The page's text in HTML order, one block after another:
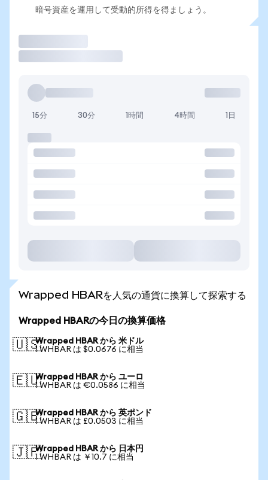
暗号資産を運用して受動的所得を得ましょう。
15分 30分 1時間 4時間 1日
Wrapped HBARを人気の通貨に換算して探索する
Wrapped HBARの今日の換算価格
🇺🇸Wrapped HBAR から 米ドル
1 WHBAR は $0.0676 に相当
🇪🇺Wrapped HBAR から ユーロ
1 WHBAR は €0.0586 に相当
🇬🇧Wrapped HBAR から 英ポンド
1 WHBAR は £0.0503 に相当
🇯🇵Wrapped HBAR から 日本円
1 WHBAR は ￥10.7 に相当